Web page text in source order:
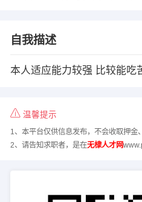
自我描述
本人适应能力较强 比较能吃
温馨提示
1、本平台仅供信息发布，不会收取押金
2、请告知求职者，是在无棣人才网